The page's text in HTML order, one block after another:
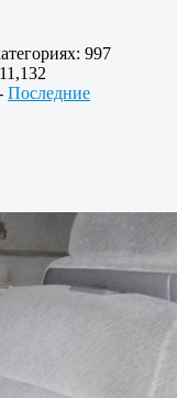
997
Последние